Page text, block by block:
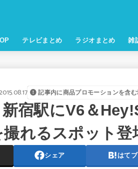
テレビまとめ ラジオまとめ 雑
記事内に商品プロモーションを含
新宿駅にV6＆
れるスポット登
シェア はてブ